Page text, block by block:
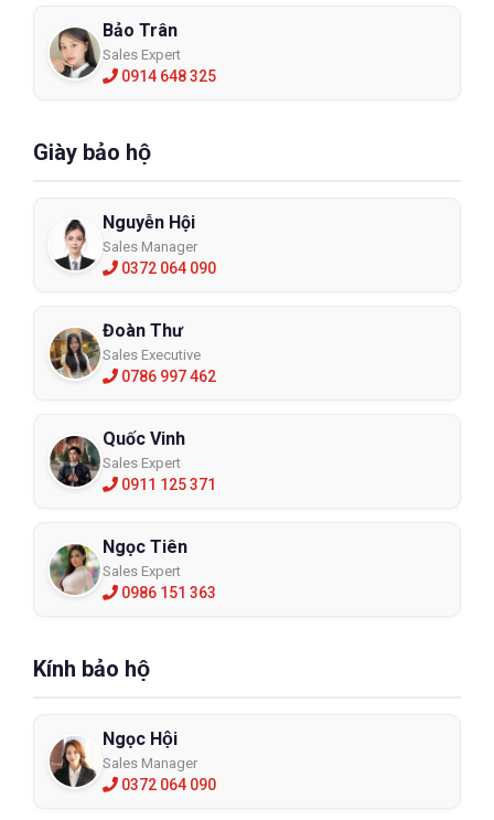
Bảo Trân
Sales Expert
0914 648 325
Giày bảo hộ
Nguyễn Hội
Sales Manager
0372 064 090
Đoàn Thư
Sales Executive
0786 997 462
Quốc Vinh
Sales Expert
0911 125 371
Ngọc Tiên
Sales Expert
0986 151 363
Kính bảo hộ
Ngọc Hội
Sales Manager
0372 064 090